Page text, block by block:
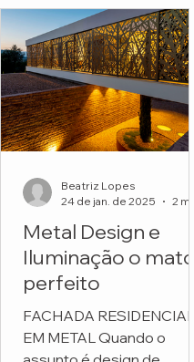
Metal Design e
Iluminação o match
perfeito
FACHADA RESIDENCIAL
EM METAL Quando o
Beatriz Lopes
24 de jan. de 2025